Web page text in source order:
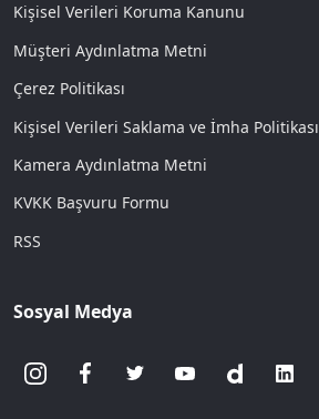
Kişisel Verileri Koruma Kanunu
Müşteri Aydınlatma Metni
Çerez Politikası
Kişisel Verileri Saklama ve İmha Politikası
Kamera Aydınlatma Metni
KVKK Başvuru Formu
RSS
Sosyal Medya